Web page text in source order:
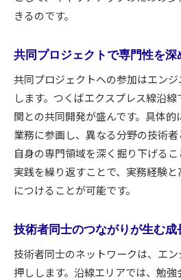
きるのです。
共同プロジェクトで専門性を深
共同プロジェクトへの参加はエン
します。つくばエクスプレス線沿
関との共同開発が盛んです。具体
業務に参画し、異なる分野の技術者
自身の専門領域を深く掘り下げる
実践を繰り返すことで、実務経験
につけることが可能です。
技術者同士のつながりが生む成
技術者同士のネットワークは、エ
押しします。沿線エリアでは、勉